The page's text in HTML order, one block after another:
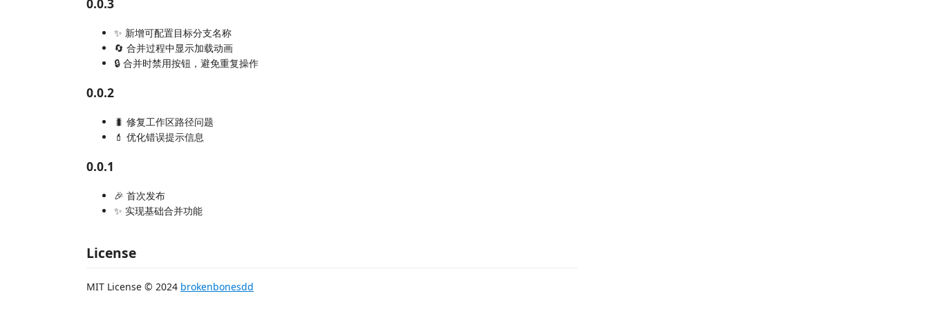
0.0.3
✨ 新增可配置目标分支名称
🔄 合并过程中显示加载动画
🔒 合并时禁用按钮，避免重复操作
0.0.2
🐛 修复工作区路径问题
💄 优化错误提示信息
0.0.1
🎉 首次发布
✨ 实现基础合并功能
License
MIT License © 2024 brokenbonesdd